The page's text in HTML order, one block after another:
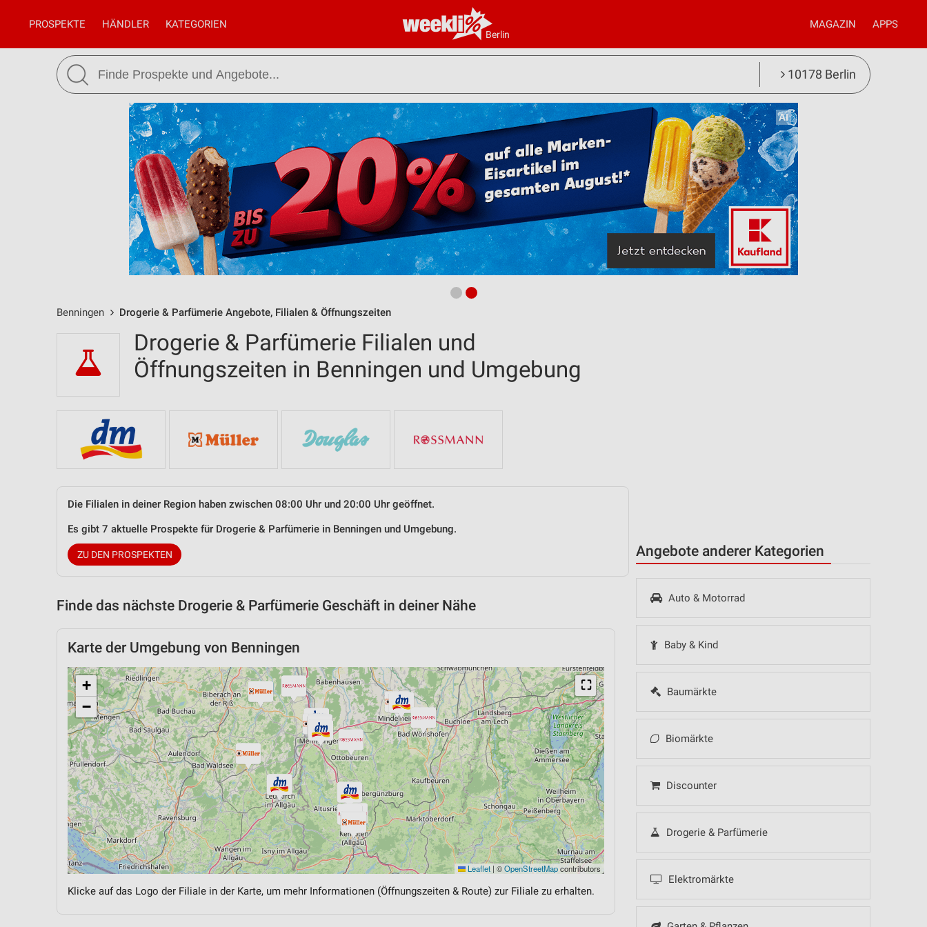
Berlin
PROSPEKTE HÄNDLER KATEGORIEN MAGAZIN APPS
10178 Berlin
Benningen Drogerie & Parfümerie Angebote, Filialen & Öffnungszeiten
Angebote anderer Kategorien
Auto & Motorrad
Baby & Kind
Baumärkte
Biomärkte
Discounter
Drogerie & Parfümerie
Elektromärkte
Drogerie & Parfümerie Filialen und
Öffnungszeiten in Benningen und Umgebung
Die Filialen in deiner Region haben zwischen 08:00 Uhr und 20:00 Uhr geöffnet.
Es gibt 7 aktuelle Prospekte für Drogerie & Parfümerie in Benningen und Umgebung.
ZU DEN PROSPEKTEN
Finde das nächste Drogerie & Parfümerie Geschäft in deiner Nähe
Karte der Umgebung von Benningen
⛶
+
−
Leaflet | ©OpenStreetMapcontributors
Klicke auf das Logo der Filiale in der Karte, um mehr Informationen (Öffnungszeiten & Route) zur Filiale zu erhalten.